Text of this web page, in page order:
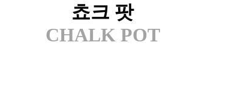
쵸크 팟
CHALK POT